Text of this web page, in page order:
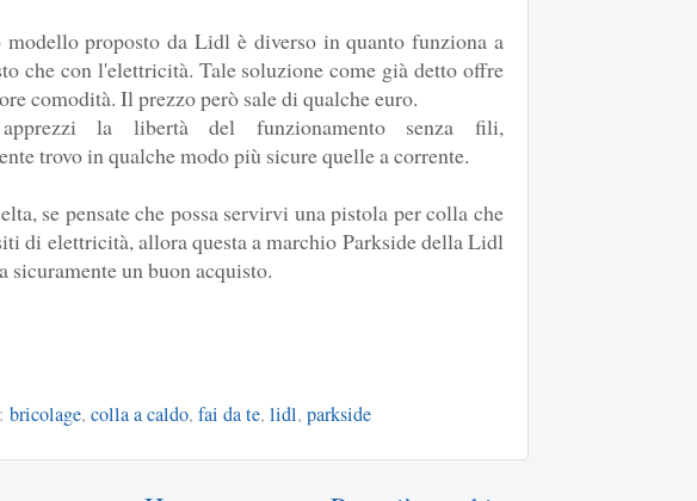
modello proposto da Lidl è diverso in quanto funziona a
che con l'elettricità. Tale soluzione come già detto offre
comodità. Il prezzo però sale di qualche euro.
apprezzi la libertà del funzionamento senza fili,
trovo in qualche modo più sicure quelle a corrente.
se pensate che possa servirvi una pistola per colla che
di elettricità, allora questa a marchio Parkside della Lidl
sicuramente un buon acquisto.
bricolage,colla a caldo,fai da te,lidl,parkside